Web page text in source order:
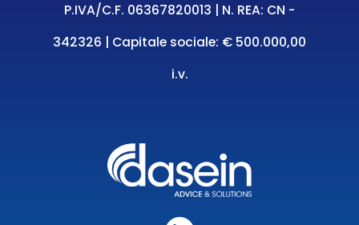
P.IVA/C.F. 06367820013 | N. REA: CN -
342326 | Capitale sociale: € 500.000,00
i.v.